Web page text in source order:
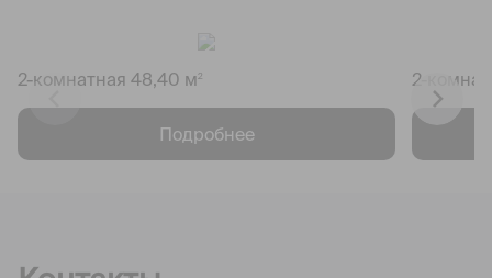
2-комнатная 48,40 м 2
Подробнее
2-